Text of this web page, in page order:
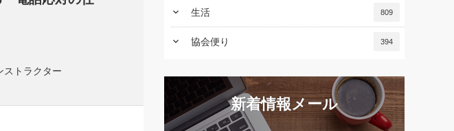
ストラクター
keyboard_arrow_down 生活 809
keyboard_arrow_down 協会便り 394
新着情報メール